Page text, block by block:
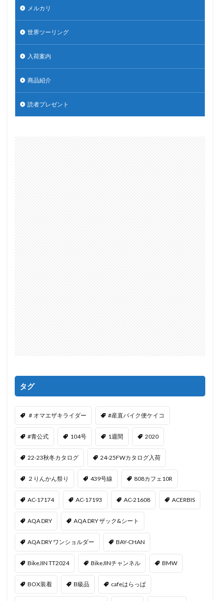
メルカリ
世界ツーリング
入荷案内
商品紹介
読者プレゼント
タグ
＃オマエザキライダー #産直バイク便ケイコ
#青公式 104号 1週間 2020
22-23秋冬カタログ 24-25FWカタログ入荷
２りんかん祭り 439号線 808カフェ10R
AC-17174 AC-17193 AC-21608 ACERBIS
AQA DRY AQA DRY ザック&シート
AQA DRY ワンショルダー BAY-CHAN
BikeJIN TT2024 BikeJINチャンネル BMW
BOX装着 B級品 cafeはらっぱ